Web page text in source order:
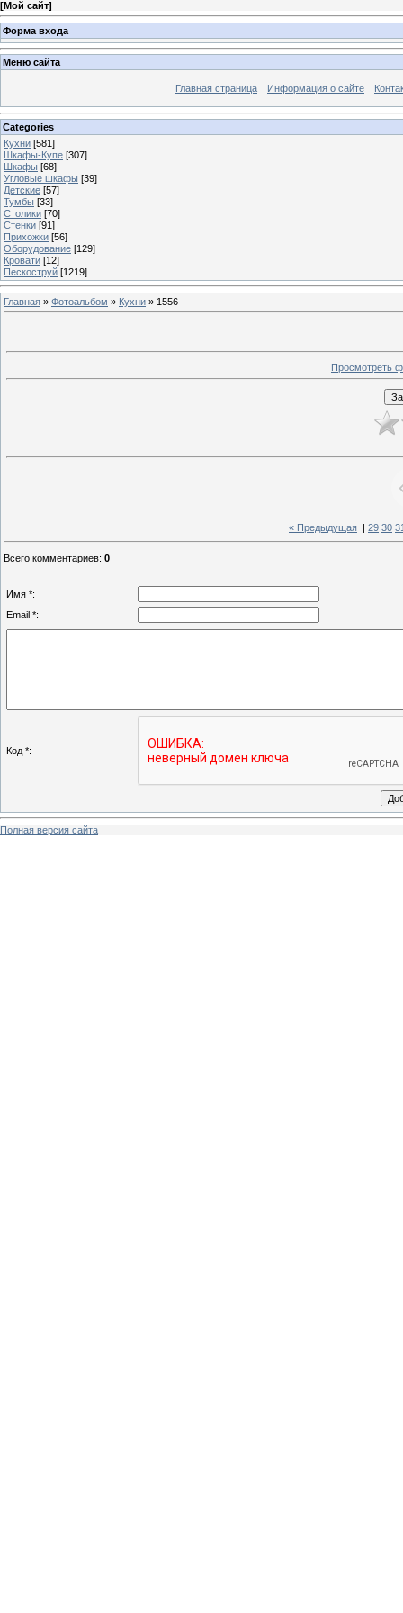
[Мой сайт]
Форма входа
Меню сайта
Главная страница Информация о сайте
Categories
Кухни [581]
Шкафы-Купе [307]
Шкафы [68]
Угловые шкафы [39]
Детские [57]
Тумбы [33]
Столики [70]
Стенки [91]
Прихожки [56]
Оборудование [129]
Кровати [12]
Пескоструй [1219]
Главная » Фотоальбом » Кухни » 1556
Просмотреть
« Предыдущая 29 30
Всего комментариев: 0
Имя *:
Email *:
Код *:
Полная версия сайта